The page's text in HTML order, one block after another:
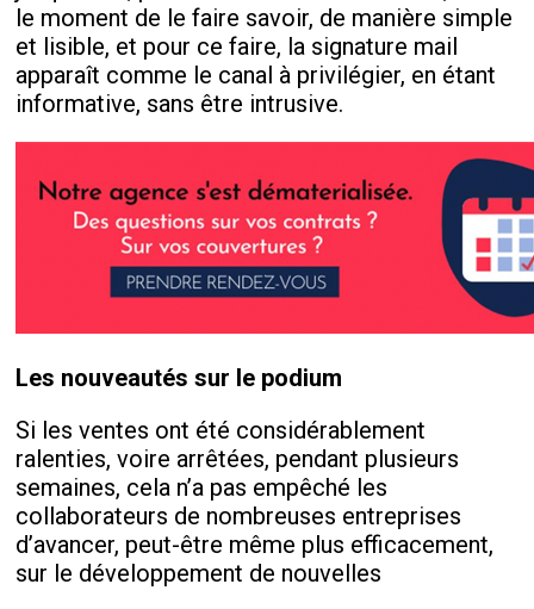
le moment de le faire savoir, de manière simple
et lisible, et pour ce faire, la signature mail
apparaît comme le canal à privilégier, en étant
informative, sans être intrusive.
Les nouveautés sur le podium
Si les ventes ont été considérablement
ralenties, voire arrêtées, pendant plusieurs
semaines, cela n’a pas empêché les
collaborateurs de nombreuses entreprises
d’avancer, peut-être même plus efficacement,
sur le développement de nouvelles